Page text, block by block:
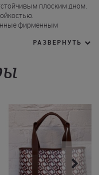
плоским дном.
фирменным
которое
доставкой в
Украины.
РАЗВЕРНУТЬ